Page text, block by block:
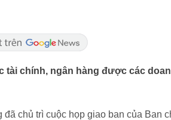
tài chính, ngân hàng được các
chủ trì cuộc họp giao ban của Ban